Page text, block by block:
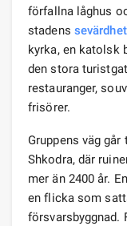
förfallna låghus
stadens
kyrka, en katolsk
den stora
restauranger,
frisörer.
Gruppens väg
Shkodra, där
mer än 2400 år.
en flicka som
försvarsbyggnad.